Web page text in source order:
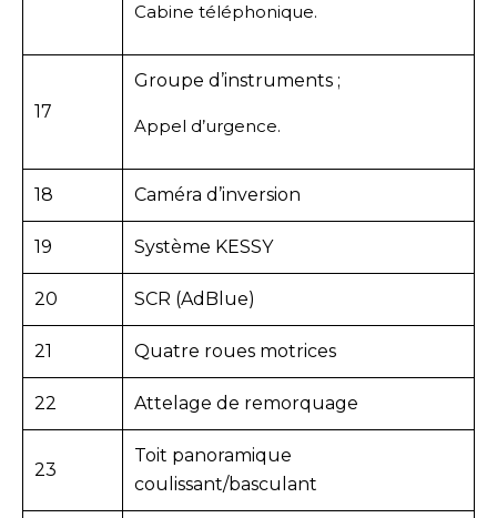
Cabine téléphonique.
17
Groupe d’instruments ;
Appel d’urgence.
18 Caméra d’inversion
19 Système KESSY
20 SCR (AdBlue)
21 Quatre roues motrices
22 Attelage de remorquage
23
Toit panoramique
coulissant/basculant